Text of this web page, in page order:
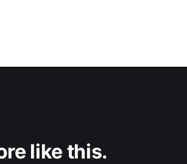
like this.